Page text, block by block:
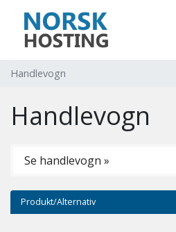
Handlevogn
Handlevogn
Produkt/Alternativ